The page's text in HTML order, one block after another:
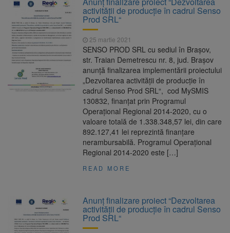
Ormeniș
6 august 2026
AUR a lansat platforma
suspeND.ro pentru urmărirea inițiativei de
suspendare a președintelui Nicușor Dan
6 august 2026
Înalta Curte analizează
dosarul lui Călin Georgescu și Horațiu Potra.
Judecătorii decid dacă începe procesul
6 august 2026
Strategia națională pentru
biodiversitate 2026-2030, adoptată de Senat.
Proiectul merge la promulgare
activității de producție în cadrul Senso
Prod SRL“
25 martie 2021
SENSO PROD SRL cu sediul în Brașov,
str. Traian Demetrescu nr. 8, jud. Brașov
anunță finalizarea implementării proiectului
„Dezvoltarea activității de producție în
cadrul Senso Prod SRL“, cod MySMIS
130832, finanțat prin Programul
Operațional Regional 2014-2020, cu o
valoare totală de 1.338.348,57 lei, din care
892.127,41 lei reprezintă finanțare
nerambursabilă. Programul Operațional
Regional 2014-2020 este […]
READ MORE
Anunț finalizare proiect “Dezvoltarea
activității de producție în cadrul Senso
Prod SRL“